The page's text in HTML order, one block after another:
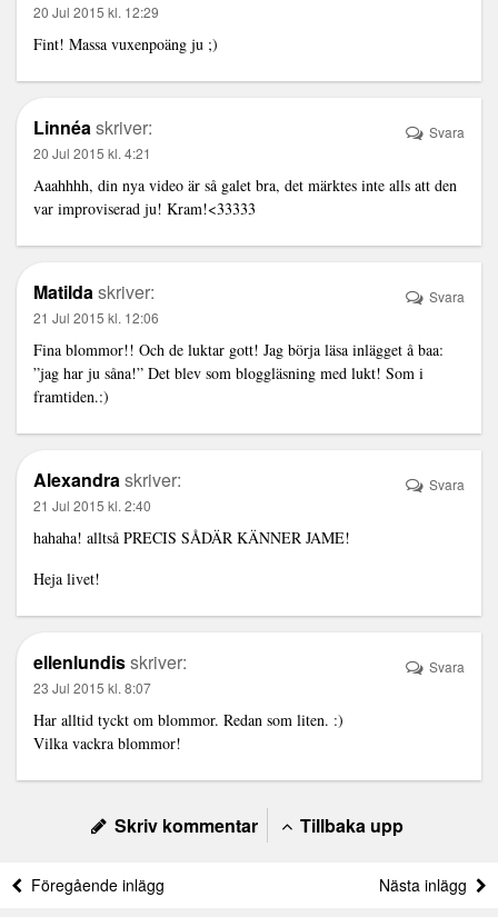
20 Jul 2015 kl. 12:29
Fint! Massa vuxenpoäng ju ;)
Linnéaskriver:
20 Jul 2015 kl. 4:21
Aaahhhh, din nya video är så galet bra, det märktes inte alls att den
var improviserad ju! Kram!<33333
Svara
Matildaskriver:
21 Jul 2015 kl. 12:06
Fina blommor!! Och de luktar gott! Jag börja läsa inlägget å baa:
”jag har ju såna!” Det blev som bloggläsning med lukt! Som i
framtiden.:)
Svara
Alexandraskriver:
21 Jul 2015 kl. 2:40
hahaha! alltså PRECIS SÅDÄR KÄNNER JAME!
Heja livet!
Svara
ellenlundisskriver:
23 Jul 2015 kl. 8:07
Har alltid tyckt om blommor. Redan som liten. :)
Vilka vackra blommor!
Svara
Skriv kommentar Tillbaka upp
Föregående inlägg Nästa inlägg